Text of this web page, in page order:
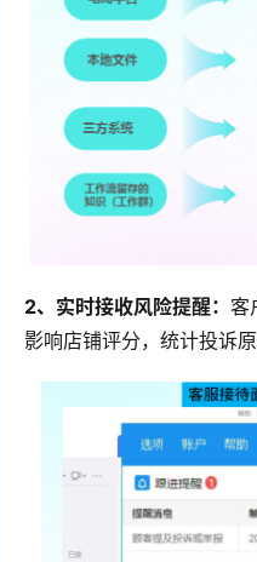
2、实时接收风险提醒：客
影响店铺评分，统计投诉